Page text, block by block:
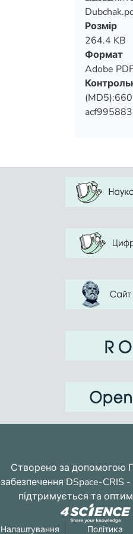
Розмір
264.4 KB
Формат
Adobe
acf995883
Створено за допомогою
забезпечення DSpace-CRIS -
підтримується та
Налаштування Політика